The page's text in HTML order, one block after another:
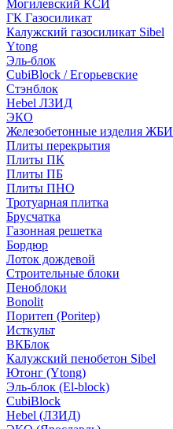
Могилевский КСИ
ГК Газосиликат
Калужский газосиликат Sibel
Ytong
Эль-блок
CubiBlock / Егорьевские
Стэнблок
Hebel ЛЗИД
ЭКО
Железобетонные изделия ЖБИ
Плиты перекрытия
Плиты ПК
Плиты ПБ
Плиты ПНО
Тротуарная плитка
Брусчатка
Газонная решетка
Бордюр
Лоток дождевой
Строительные блоки
Пеноблоки
Bonolit
Поритеп (Poritep)
Исткульт
ВКБлок
Калужский пенобетон Sibel
Ютонг (Ytong)
Эль-блок (El-block)
CubiBlock
Hebel (ЛЗИД)